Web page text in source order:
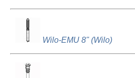
Wilo-EMU 8" (Wilo)